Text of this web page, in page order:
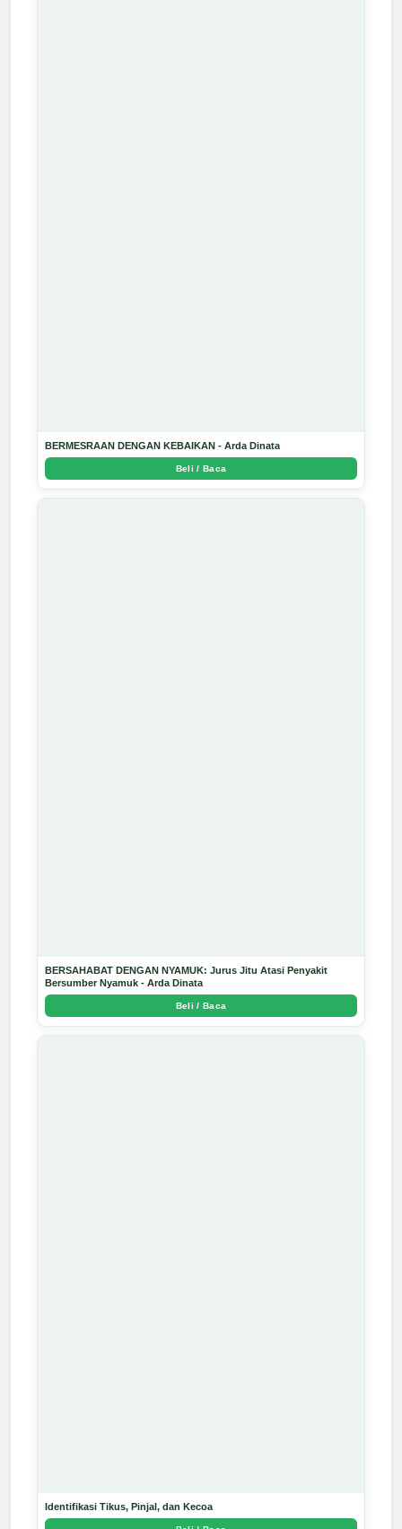
BERMESRAAN DENGAN KEBAIKAN - Arda Dinata
Beli / Baca
BERSAHABAT DENGAN NYAMUK: Jurus Jitu Atasi Penyakit
Bersumber Nyamuk - Arda Dinata
Beli / Baca
Identifikasi Tikus, Pinjal, dan Kecoa